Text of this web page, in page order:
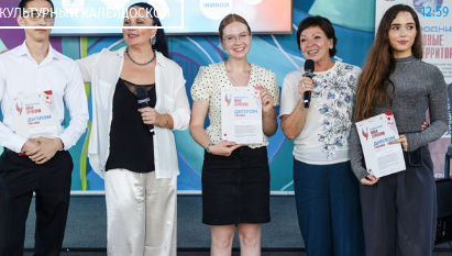
КУЛЬТУРНЫЙ КАЛЕЙДОСКОП 12:59